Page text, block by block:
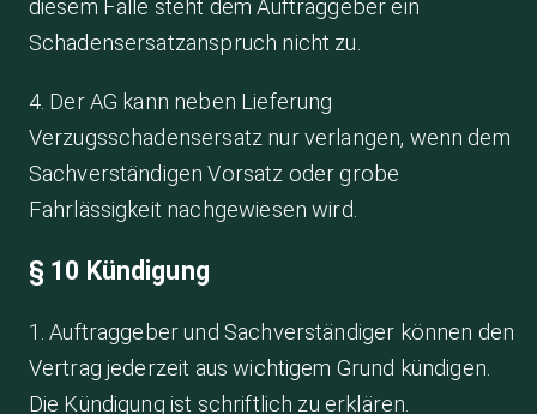
diesem Falle steht dem Auftraggeber ein
Schadensersatzanspruch nicht zu.
4. Der AG kann neben Lieferung
Verzugsschadensersatz nur verlangen, wenn dem
Sachverständigen Vorsatz oder grobe
Fahrlässigkeit nachgewiesen wird.
§ 10 Kündigung
1. Auftraggeber und Sachverständiger können den
Vertrag jederzeit aus wichtigem Grund kündigen.
Die Kündigung ist schriftlich zu erklären.